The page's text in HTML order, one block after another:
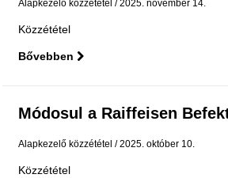
Alapkezelő közzététel 2025. november 14.
Közzététel
Bővebben
Módosul a Raiffeisen
Alapkezelő közzététel 2025. október 10.
Közzététel